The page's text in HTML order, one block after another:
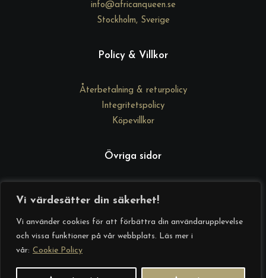
Vi värdesätter din säkerhet!
Vi använder cookies för att förbättra din användarupplevelse
och vissa funktioner på vår webbplats. Läs mer i
vår: Cookie Policy
info@africanqueen.se
Stockholm, Sverige
Policy & Villkor
Återbetalning & returpolicy
Integritetspolicy
Köpevillkor
Övriga sidor
Om oss
Startsida